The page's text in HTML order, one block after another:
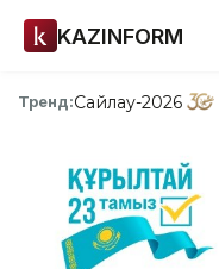
KAZINFORM
Тренд:Сайлау-2026